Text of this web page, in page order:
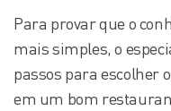
Para provar que o
mais simples, o
passos para escolher
em um bom